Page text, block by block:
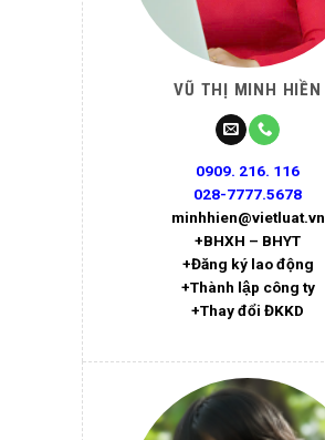
VŨ THỊ MINH HIỀN
0909. 216. 116
028-7777.5678
minhhien@vietluat.vn
+BHXH – BHYT
+Đăng ký lao động
+Thành lập công ty
+Thay đổi ĐKKD